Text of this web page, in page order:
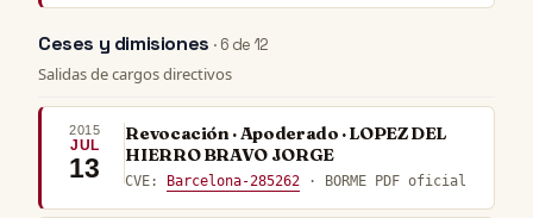
Ceses y dimisiones · 6 de 12
Salidas de cargos directivos
2015
JUL
13
Revocación · Apoderado · LOPEZ DEL
HIERRO BRAVO JORGE
CVE: Barcelona-285262 · BORME PDF oficial